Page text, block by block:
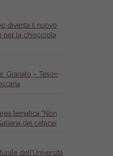
diventa il nuovo
per la chiocciola
Granato – Tesori
tematica “Non
dei cetacei
dell’Università